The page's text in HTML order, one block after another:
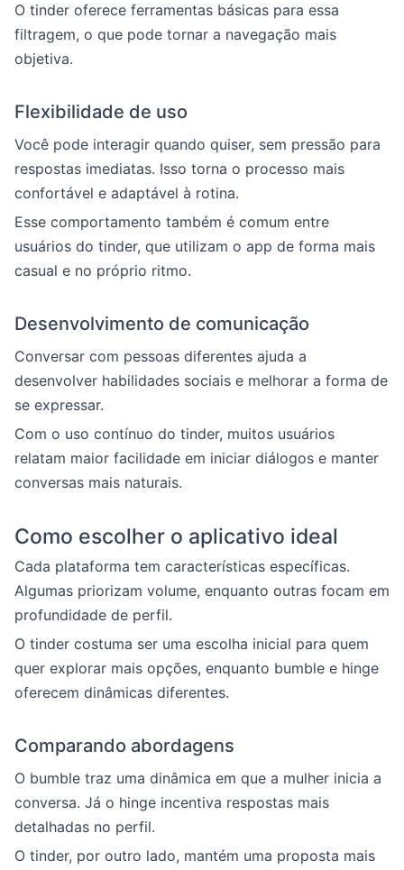
O tinder oferece ferramentas básicas para essa
filtragem, o que pode tornar a navegação mais
objetiva.
Flexibilidade de uso
Você pode interagir quando quiser, sem pressão para
respostas imediatas. Isso torna o processo mais
confortável e adaptável à rotina.
Esse comportamento também é comum entre
usuários do tinder, que utilizam o app de forma mais
casual e no próprio ritmo.
Desenvolvimento de comunicação
Conversar com pessoas diferentes ajuda a
desenvolver habilidades sociais e melhorar a forma de
se expressar.
Com o uso contínuo do tinder, muitos usuários
relatam maior facilidade em iniciar diálogos e manter
conversas mais naturais.
Como escolher o aplicativo ideal
Cada plataforma tem características específicas.
Algumas priorizam volume, enquanto outras focam em
profundidade de perfil.
O tinder costuma ser uma escolha inicial para quem
quer explorar mais opções, enquanto bumble e hinge
oferecem dinâmicas diferentes.
Comparando abordagens
O bumble traz uma dinâmica em que a mulher inicia a
conversa. Já o hinge incentiva respostas mais
detalhadas no perfil.
O tinder, por outro lado, mantém uma proposta mais